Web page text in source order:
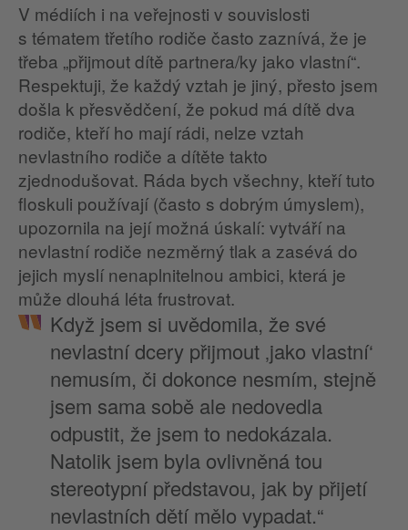
V médiích i na veřejnosti v souvislosti
s tématem třetího rodiče často zaznívá, že je
třeba „přijmout dítě partnera/ky jako vlastní“.
Respektuji, že každý vztah je jiný, přesto jsem
došla k přesvědčení, že pokud má dítě dva
rodiče, kteří ho mají rádi, nelze vztah
nevlastního rodiče a dítěte takto
zjednodušovat. Ráda bych všechny, kteří tuto
floskuli používají (často s dobrým úmyslem),
upozornila na její možná úskalí: vytváří na
nevlastní rodiče nezměrný tlak a zasévá do
jejich myslí nenaplnitelnou ambici, která je
může dlouhá léta frustrovat.
Když jsem si uvědomila, že své
nevlastní dcery přijmout ‚jako vlastní‘
nemusím, či dokonce nesmím, stejně
jsem sama sobě ale nedovedla
odpustit, že jsem to nedokázala.
Natolik jsem byla ovlivněná tou
stereotypní představou, jak by přijetí
nevlastních dětí mělo vypadat.“